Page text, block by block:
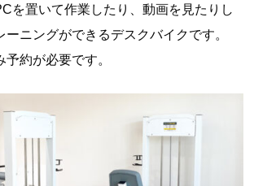
を置いて作業したり、動画を見たりし
ーニングができるデスクバイクです。
約が必要です。